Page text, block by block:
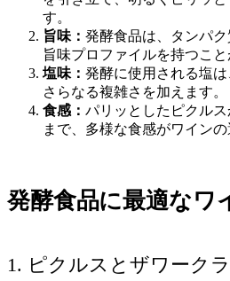
す。
旨味： 発酵食品は、タンパ
旨味プロファイルを持つこと
塩味： 発酵に使用される塩は
さらなる複雑さを加えます。
食感： パリッとしたピクル
まで、多様な食感がワイン
発酵食品に最適なワ
1. ピクルスとザワーク